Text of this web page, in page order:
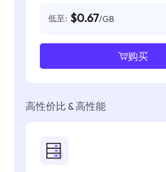
低至: $0.67/GB
购买
高性价比 & 高性能